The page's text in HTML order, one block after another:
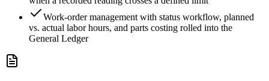
Work-order management with status workflow, planned
vs. actual labor hours, and parts costing rolled into the
General Ledger